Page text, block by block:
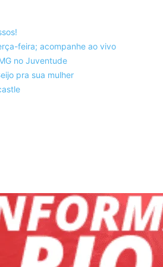
feira; acompanhe ao vivo
no Juventude
pra sua mulher